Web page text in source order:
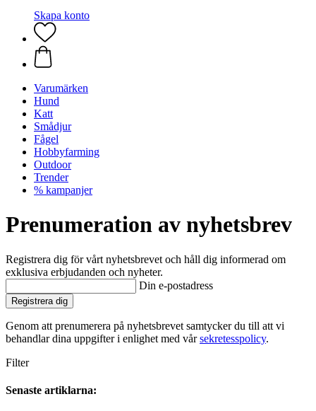
Skapa konto
Varumärken
Hund
Katt
Smådjur
Fågel
Hobbyfarming
Outdoor
Trender
% kampanjer
Prenumeration av nyhetsbrev
Registrera dig för vårt nyhetsbrevet och håll dig informerad om
exklusiva erbjudanden och nyheter.
Din e-postadress
Registrera dig
Genom att prenumerera på nyhetsbrevet samtycker du till att vi
behandlar dina uppgifter i enlighet med vårsekretesspolicy.
Filter
Senaste artiklarna: